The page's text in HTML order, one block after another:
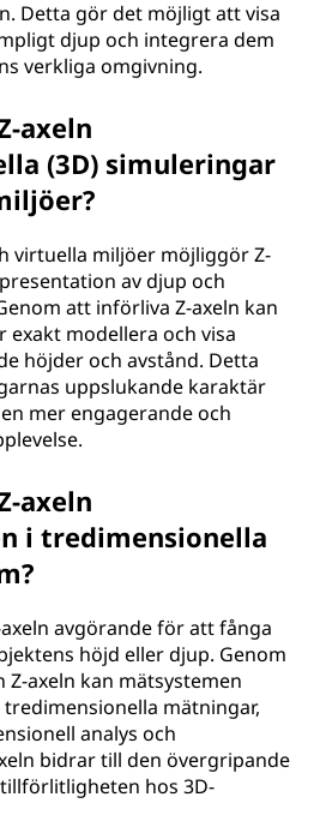
Detta gör det möjligt att visa
djup och integrera dem
verkliga omgivning.
axeln
(3D) simuleringar
virtuella miljöer möjliggör Z-
av djup och
att införliva Z-axeln kan
modellera och visa
höjder och avstånd. Detta
uppslukande karaktär
mer engagerande och
axeln
i tredimensionella
avgörande för att fånga
höjd eller djup. Genom
axeln kan mätsystemen
mätningar,
analys och
bidrar till den övergripande
hos 3D-